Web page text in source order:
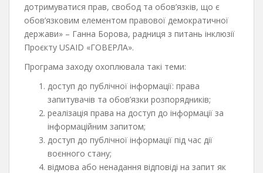
дотримуватися прав, свобод та обов’язків, що є
обов’язковим елементом правової демократичної
держави» – Ганна Борова, радниця з питань інклюзії
Проєкту USAID «ГОВЕРЛА».
Програма заходу охоплювала такі теми:
доступ до публічної інформації: права
запитувачів та обов’язки розпорядників;
реалізація права на доступ до інформації за
інформаційним запитом;
доступ до публічної інформації під час дії
воєнного стану;
відмова або ненадання відповіді на запит як